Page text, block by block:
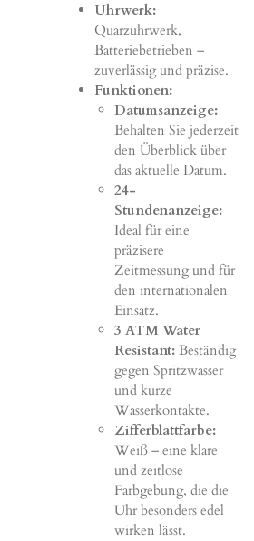
Uhrwerk:
Quarzuhrwerk,
Batteriebetrieben –
zuverlässig und präzise.
Funktionen:
Datumsanzeige:
Behalten Sie jederzeit
den Überblick über
das aktuelle Datum.
24-
Stundenanzeige:
Ideal für eine
präzisere
Zeitmessung und für
den internationalen
Einsatz.
3 ATM Water
Resistant: Beständig
gegen Spritzwasser
und kurze
Wasserkontakte.
Zifferblattfarbe:
Weiß – eine klare
und zeitlose
Farbgebung, die die
Uhr besonders edel
wirken lässt.